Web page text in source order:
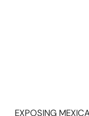
EXPOSING